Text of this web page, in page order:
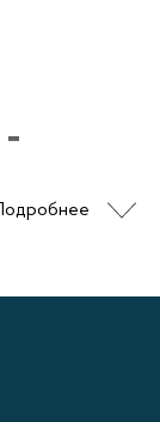
Подробнее
на
свистом,